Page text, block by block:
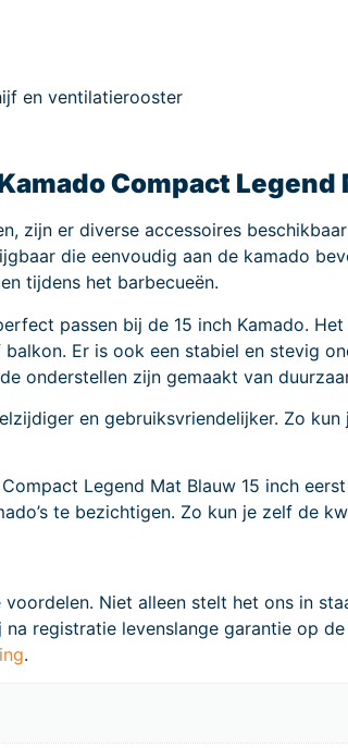
en ventilatierooster
Compact Legend
zijn er diverse accessoires
die eenvoudig aan de kamado
tijdens het barbecueën.
passen bij de 15 inch Kamado.
Er is ook een stabiel en stevig
onderstellen zijn gemaakt van
en gebruiksvriendelijker. Zo
Legend Mat Blauw 15 inch
te bezichtigen. Zo kun je zelf de
voordelen. Niet alleen stelt het ons in
registratie levenslange garantie op
.